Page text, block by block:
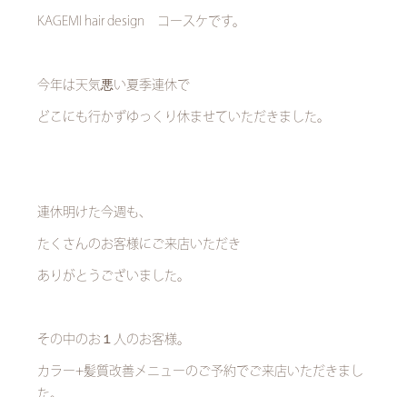
KAGEMI hair design コースケです。
今年は天気悪い夏季連休で
どこにも行かずゆっくり休ませていただきました。
連休明けた今週も、
たくさんのお客様にご来店いただき
ありがとうございました。
その中のお１人のお客様。
カラー+髪質改善メニューのご予約でご来店いただきまし